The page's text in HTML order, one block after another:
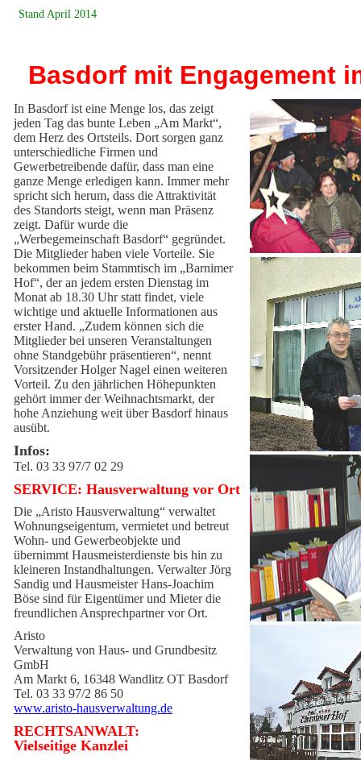
In Basdorf ist eine Menge los, das zeigt
jeden Tag das bunte Leben „Am Markt“,
dem Herz des Ortsteils. Dort sorgen ganz
unterschiedliche Firmen und
Gewerbetreibende dafür, dass man eine
ganze Menge erledigen kann. Immer mehr
spricht sich herum, dass die Attraktivität
des Standorts steigt, wenn man Präsenz
zeigt. Dafür wurde die
„Werbegemeinschaft Basdorf“ gegründet.
Die Mitglieder haben viele Vorteile. Sie
bekommen beim Stammtisch im „Barnimer
Hof“, der an jedem ersten Dienstag im
Monat ab 18.30 Uhr statt findet, viele
wichtige und aktuelle Informationen aus
erster Hand. „Zudem können sich die
Mitglieder bei unseren Veranstaltungen
ohne Standgebühr präsentieren“, nennt
Vorsitzender Holger Nagel einen weiteren
Vorteil. Zu den jährlichen Höhepunkten
gehört immer der Weihnachtsmarkt, der
hohe Anziehung weit über Basdorf hinaus
ausübt.
Infos:
Tel. 03 33 97/7 02 29
SERVICE: Hausverwaltung vor Ort
Die „Aristo Hausverwaltung“ verwaltet
Wohnungseigentum, vermietet und betreut
Wohn- und Gewerbeobjekte und
übernimmt Hausmeisterdienste bis hin zu
kleineren Instandhaltungen. Verwalter Jörg
Sandig und Hausmeister Hans-Joachim
Böse sind für Eigentümer und Mieter die
freundlichen Ansprechpartner vor Ort.
Aristo
Verwaltung von Haus- und Grundbesitz
GmbH
Am Markt 6, 16348 Wandlitz OT Basdorf
Tel. 03 33 97/2 86 50
www.aristo-hausverwaltung.de
RECHTSANWALT:
Vielseitige Kanzlei
Basdorf mit Engagement
Stand April 2014